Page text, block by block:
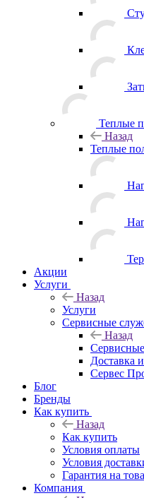
Теплые
Назад
Теплые
Акции
Услуги
Назад
Услуги
Сервисные
Назад
Доставка
Сервес
Блог
Бренды
Как купить
Назад
Как купить
Условия оплаты
Условия
Гарантия на
Компания